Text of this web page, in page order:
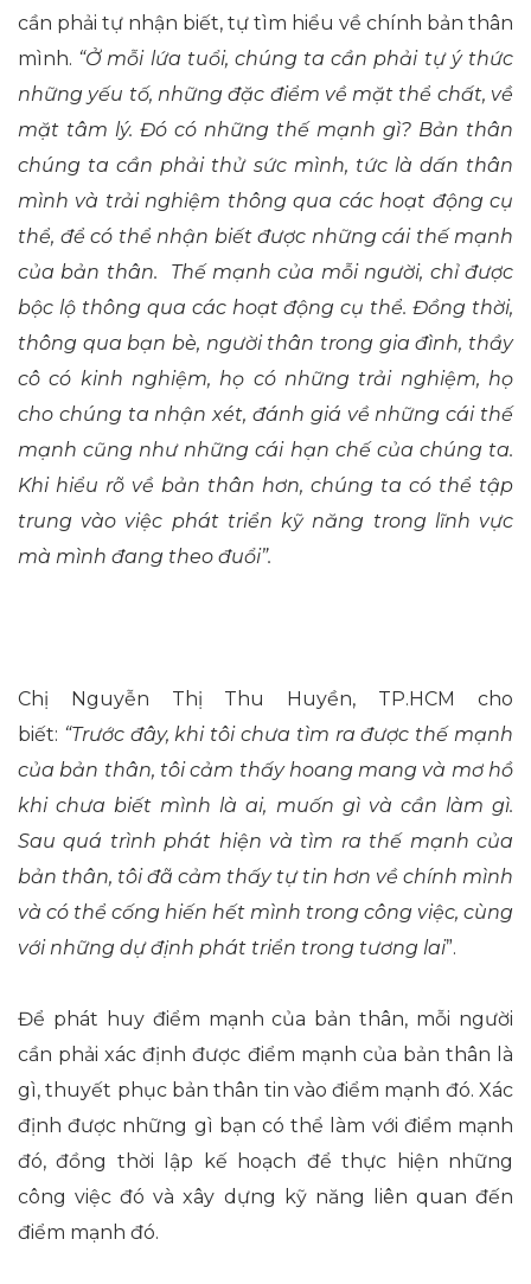
cần phải tự nhận biết, tự tìm hiểu về chính bản thân
mình. “Ở mỗi lứa tuổi, chúng ta cần phải tự ý thức
những yếu tố, những đặc điểm về mặt thể chất, về
mặt tâm lý. Đó có những thế mạnh gì? Bản thân
chúng ta cần phải thử sức mình, tức là dấn thân
mình và trải nghiệm thông qua các hoạt động cụ
thể, để có thể nhận biết được những cái thế mạnh
của bản thân. Thế mạnh của mỗi người, chỉ được
bộc lộ thông qua các hoạt động cụ thể. Đồng thời,
thông qua bạn bè, người thân trong gia đình, thầy
cô có kinh nghiệm, họ có những trải nghiệm, họ
cho chúng ta nhận xét, đánh giá về những cái thế
mạnh cũng như những cái hạn chế của chúng ta.
Khi hiểu rõ về bản thân hơn, chúng ta có thể tập
trung vào việc phát triển kỹ năng trong lĩnh vực
mà mình đang theo đuổi”.
Chị Nguyễn Thị Thu Huyền, TP.HCM cho
biết: “Trước đây, khi tôi chưa tìm ra được thế mạnh
của bản thân, tôi cảm thấy hoang mang và mơ hồ
khi chưa biết mình là ai, muốn gì và cần làm gì.
Sau quá trình phát hiện và tìm ra thế mạnh của
bản thân, tôi đã cảm thấy tự tin hơn về chính mình
và có thể cống hiến hết mình trong công việc, cùng
với những dự định phát triển trong tương lai”.
Để phát huy điểm mạnh của bản thân, mỗi người
cần phải xác định được điểm mạnh của bản thân là
gì, thuyết phục bản thân tin vào điểm mạnh đó. Xác
định được những gì bạn có thể làm với điểm mạnh
đó, đồng thời lập kế hoạch để thực hiện những
công việc đó và xây dựng kỹ năng liên quan đến
điểm mạnh đó.